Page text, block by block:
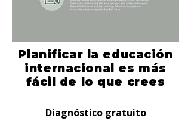
Planificar la educación
internacional es más
fácil de lo que crees
Diagnóstico gratuito